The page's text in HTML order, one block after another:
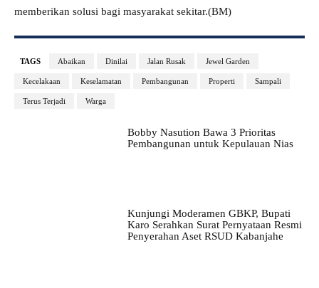
memberikan solusi bagi masyarakat sekitar.(BM)
TAGS Abaikan Dinilai Jalan Rusak Jewel Garden
Kecelakaan Keselamatan Pembangunan Properti Sampali
Terus Terjadi Warga
Bobby Nasution Bawa 3 Prioritas
Pembangunan untuk Kepulauan Nias
Kunjungi Moderamen GBKP, Bupati
Karo Serahkan Surat Pernyataan Resmi
Penyerahan Aset RSUD Kabanjahe